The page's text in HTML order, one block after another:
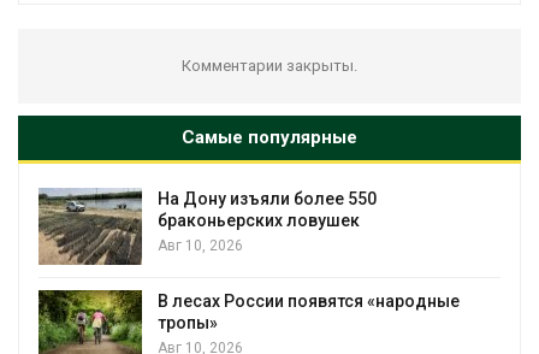
Комментарии закрыты.
Самые популярные
изъяли более 550
ловушек
России появятся «народные
Банановые